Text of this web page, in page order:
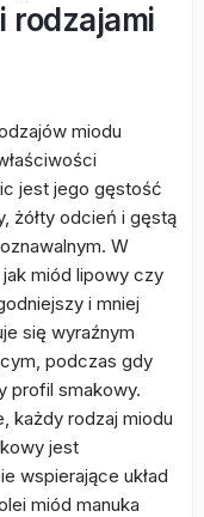
rodzajami
miodu
jest jego gęstość
żółty odcień i gęstą
W
miód lipowy czy
i mniej
się wyraźnym
podczas gdy
profil smakowy.
każdy rodzaj miodu
jest
wspierające układ
miód manuka